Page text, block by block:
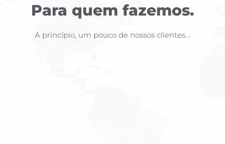
Para quem fazemos.
A princípio, um pouco de nossos clientes…